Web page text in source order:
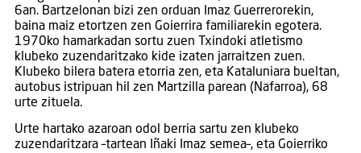
6an. Bartzelonan bizi zen orduan Imaz Guerrerorekin,
baina maiz etortzen zen Goierrira familiarekin egotera.
1970ko hamarkadan sortu zuen Txindoki atletismo
klubeko zuzendaritzako kide izaten jarraitzen zuen.
Klubeko bilera batera etorria zen, eta Kataluniara bueltan,
autobus istripuan hil zen Martzilla parean (Nafarroa), 68
urte zituela.
Urte hartako azaroan odol berria sartu zen klubeko
zuzendaritzara –tartean Iñaki Imaz semea–, eta Goierriko